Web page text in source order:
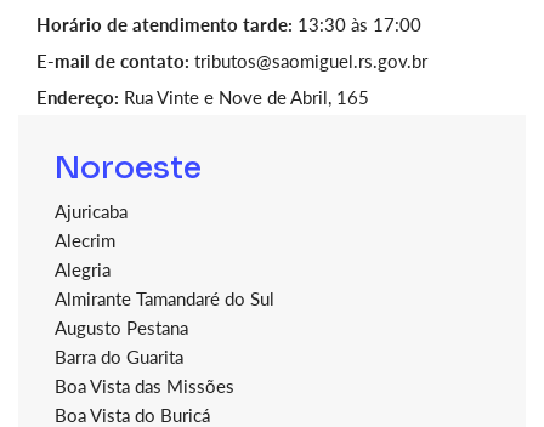
Horário de atendimento tarde: 13:30 às 17:00
E-mail de contato: tributos@saomiguel.rs.gov.br
Endereço: Rua Vinte e Nove de Abril, 165
Noroeste
Ajuricaba
Alecrim
Alegria
Almirante Tamandaré do Sul
Augusto Pestana
Barra do Guarita
Boa Vista das Missões
Boa Vista do Buricá